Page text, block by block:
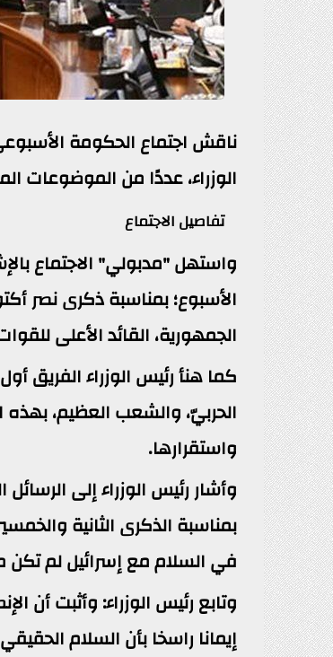
ناقش اجتماع الحكومة
الوزراء، عددًا من الموضوعات
تفاصيل الاجتماع
واستهل "مدبولي" الاجتماع
الجمهورية، القائد الأعلى
كما هنأ رئيس الوزراء الفريق
الحربيّ، والشعب العظيم، بهذه
واستقرارها.
وأشار رئيس الوزراء إلى
بمناسبة الذكرى الثانية
في السلام مع إسرائيل لم تكن
وتابع رئيس الوزراء: وأثبت أن
إيمانا راسخا بأن السلام